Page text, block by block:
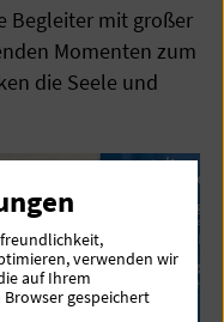
Begleiter mit großer
Momenten zum
die Seele und
verwenden wir
auf Ihrem
gespeichert